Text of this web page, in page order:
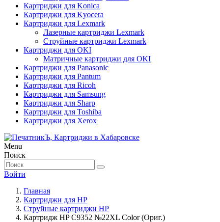
Картриджи для Konica
Картриджи для Kyocera
Картриджи для Lexmark
Лазерные картриджи Lexmark
Струйные картриджи Lexmark
Картриджи для OKI
Матричные картриджи для OKI
Картриджи для Panasonic
Картриджи для Pantum
Картриджи для Ricoh
Картриджи для Samsung
Картриджи для Sharp
Картриджи для Toshiba
Картриджи для Xerox
Menu
Поиск
Войти
Главная
Картриджи для HP
Струйные картриджи HP
Картридж HP C9352 №22XL Color (Ориг.)